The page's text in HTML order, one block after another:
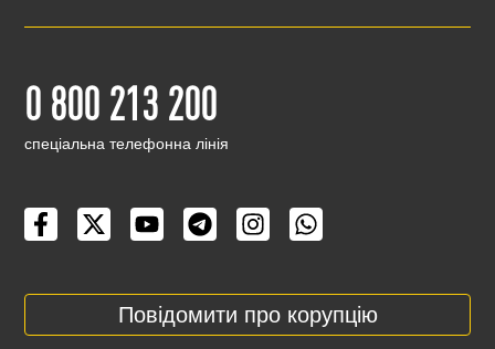
0 800 213 200
cпеціальна телефонна лінія
Повідомити про корупцію